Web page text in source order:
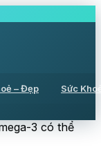
– Đẹp Sức
3 có thể